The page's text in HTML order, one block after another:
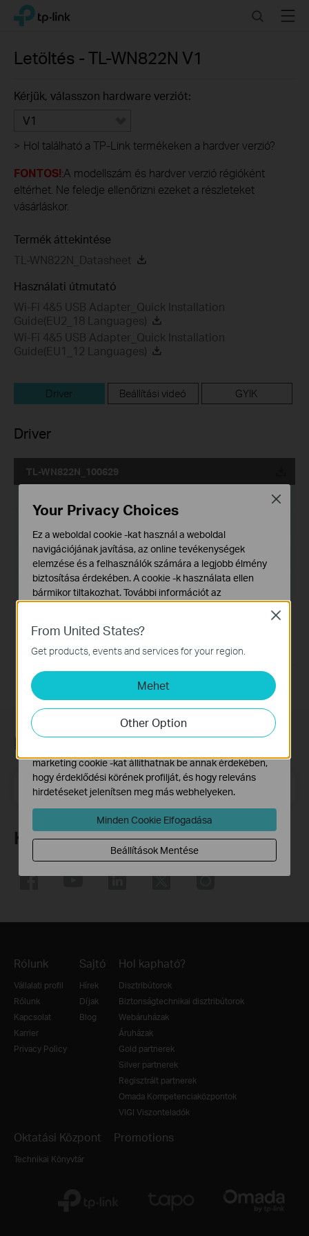
Click
navigation
TP-Link, Reliably Smart SearchMenu
Letöltés -TL-WN822N V1
Kérjük, válasszon hardware verziót:
V1
> Hol található a TP-Link termékeken a hardver verzió?
FONTOS!:A modellszám és hardver verzió régióként
eltérhet. Ne feledje ellenőrizni ezeket a részleteket
vásárláskor.
Termék áttekintése
TL-WN822N_Datasheet
Használati útmutató
Wi-Fi 4&5 USB Adapter_Quick Installation
Guide(EU2_18 Languages)
Wi-Fi 4&5 USB Adapter_Quick Installation
Guide(EU1_12 Languages)
Driver Beállítási videó GYIK
Driver
TL-WN822N_100629
Fájlméret:28.8 MB
Operációs rendszer: Windows 2000/XP/Vista/7
WHQL-Certified
for TL-WN822N v1
Feliratkozás a hírlevélre
Email Address Feliratkozás
Követés
Rólunk
Vállalati profil
Rólunk
Kapcsolat
Karrier
Privacy Policy
Sajtó
Hírek
Díjak
Blog
Hol kapható?
Disztribútorok
Biztonságtechnikai disztribútorok
Webáruházak
Áruházak
Gold partnerek
Silver partnerek
Regisztrált partnerek
Omada Kompetenciaközpontok
VIGI Viszonteladók
Oktatási Központ
Technikai Könyvtár
Promotions
From United States?
Get products, events and services for your region.
Mehet
Other Option
Close
Your Privacy Choices
Ez a weboldal cookie -kat használ a weboldal
navigációjának javítása, az online tevékenységek
elemzése és a felhasználók számára a legjobb élmény
biztosítása érdekében. A cookie -k használata ellen
bármikor tiltakozhat. További információt az
Alap Cookie-k
Ezek a cookie -k a webhely működéséhez szükségesek,
és nem tilthatók le a rendszereiben.
Marketing és Elemző Cookie-k
Az elemző cookie -k lehetővé teszik számunkra, hogy
elemezzük weboldalunkon végzett tevékenységeit, hogy
javítsuk és módosítsuk webhelyünk működését.
marketing cookie -kat állíthatnak be annak érdekében,
hogy érdeklődési körének profilját, és hogy releváns
hirdetéseket jelenítsen meg más webhelyeken.
Minden Cookie Elfogadása
Beállítások Mentése
Close